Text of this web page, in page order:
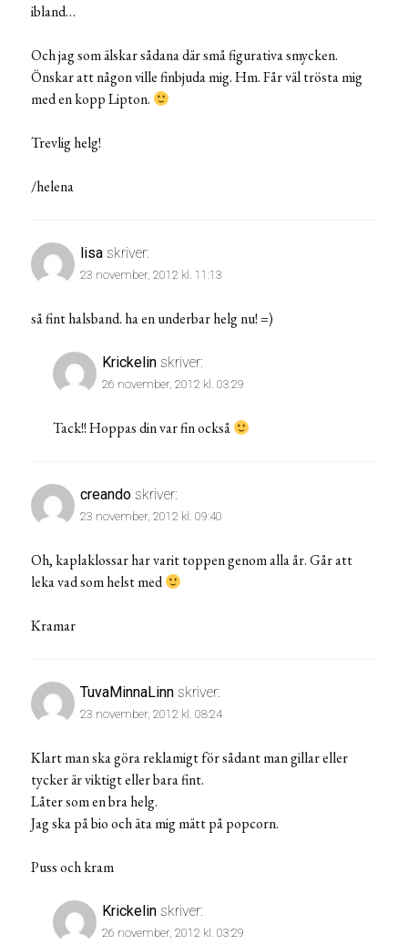
ibland…
Och jag som älskar sådana där små figurativa smycken.
Önskar att någon ville finbjuda mig. Hm. Får väl trösta mig
med en kopp Lipton.
Trevlig helg!
/helena
lisa skriver:
23 november, 2012 kl. 11:13
så fint halsband. ha en underbar helg nu! =)
Krickelin skriver:
26 november, 2012 kl. 03:29
Tack!! Hoppas din var fin också
creando skriver:
23 november, 2012 kl. 09:40
Oh, kaplaklossar har varit toppen genom alla år. Går att
leka vad som helst med
Kramar
TuvaMinnaLinn skriver:
23 november, 2012 kl. 08:24
Klart man ska göra reklamigt för sådant man gillar eller
tycker är viktigt eller bara fint.
Låter som en bra helg.
Jag ska på bio och äta mig mätt på popcorn.
Puss och kram
Krickelin skriver:
26 november, 2012 kl. 03:29